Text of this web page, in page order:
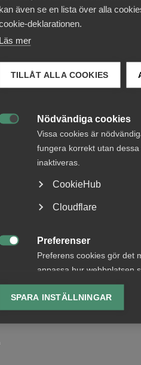
kan även se en lista över alla
deklarationen.
Läs mer
TILLÅT ALLA COOKIES
Nödvändiga cookies
Vissa cookies är
fungera korrekt utan
inaktiveras.
CookieHub
Cloudflare
Preferenser
Preferens cookies gör det
anpassa hur webbplatsen
lagring av vald valuta,
Analys-cookies
SPARA INSTÄLLNINGAR
alla
omöjliggör
i vården. Trots att
utföras av arbetssökande
hittar alla medarbetare de
från utlandet en sista
I familjer där båda vuxna
på heltid. Hela lönen
bidragstak och
skulle se till att fler
Vår uppmaning till
till arbete innan man
tidningsutdelare,
att rekrytera den personal
Almega